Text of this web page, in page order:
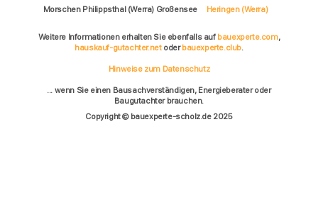
Morschen Philippsthal (Werra) Großensee Heringen (Werra)
Weitere Informationen erhalten Sie ebenfalls auf bauexperte.com,
hauskauf-gutachter.netoderbauexperte.club.
Hinweise zum Datenschutz
... wenn Sie einen Bausachverständigen, Energieberater oder
Baugutachter brauchen.
Copyright © bauexperte-scholz.de 2025